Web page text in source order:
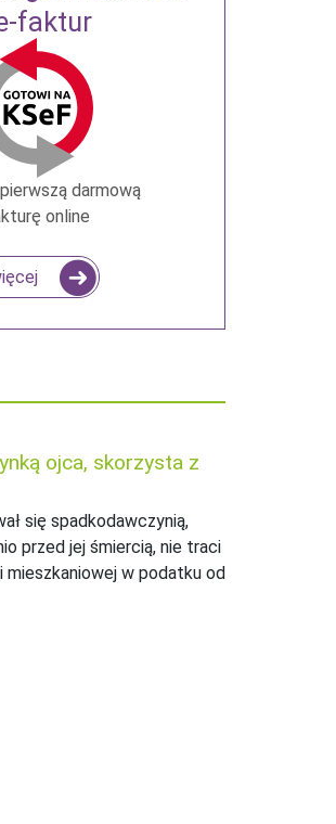
faktur
darmową
online
ojca, skorzysta z
się spadkodawczynią,
przed jej śmiercią, nie traci
mieszkaniowej w podatku od